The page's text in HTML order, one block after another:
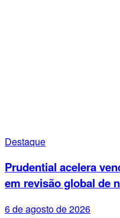
Destaque
Prudential acelera
em revisão global de
6 de agosto de 2026